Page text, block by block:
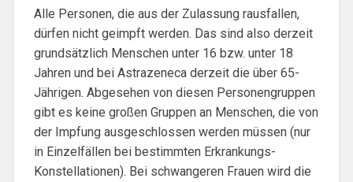
Alle Personen, die aus der Zulassung rausfallen,
dürfen nicht geimpft werden. Das sind also derzeit
grundsätzlich Menschen unter 16 bzw. unter 18
Jahren und bei Astrazeneca derzeit die über 65-
Jährigen. Abgesehen von diesen Personengruppen
gibt es keine großen Gruppen an Menschen, die von
der Impfung ausgeschlossen werden müssen (nur
in Einzelfällen bei bestimmten Erkrankungs-
Konstellationen). Bei schwangeren Frauen wird die